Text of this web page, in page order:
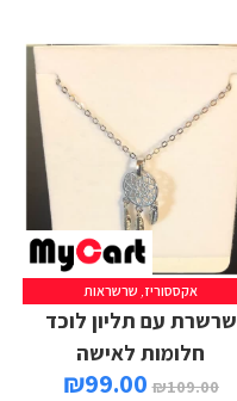
הוספה לסל
אקססוריז שרשראות
שרשרת עם תליון לוכד
חלומות לאישה
₪109.00
₪99.00